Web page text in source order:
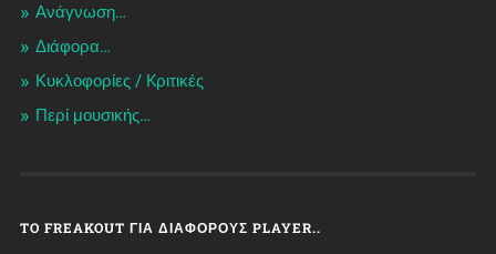
Ανάγνωση…
Διάφορα…
Κυκλοφορίες / Kριτικές
Περί μουσικής…
TO FREAKOUT ΓΙΑ ΔΙΆΦΟΡΟΥΣ PLAYER..